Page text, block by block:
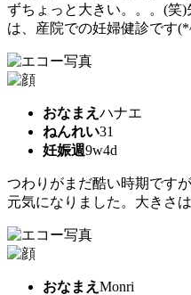
ずちょっと大きい。。。(笑
は、産院での妊婦健診です
おなまえ ハナエ
ねんれい31
妊娠週9w4d
つわりがまだ酷い時期です
元気になりました。大きさ
おなまえ Monri